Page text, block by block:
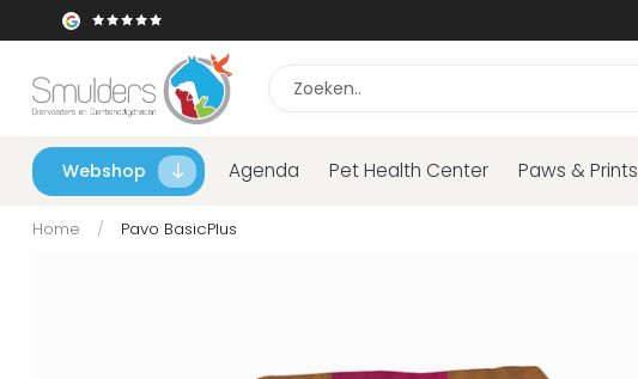
Webshop Agenda Pet Health Center Paws & Prints
Home / Pavo BasicPlus